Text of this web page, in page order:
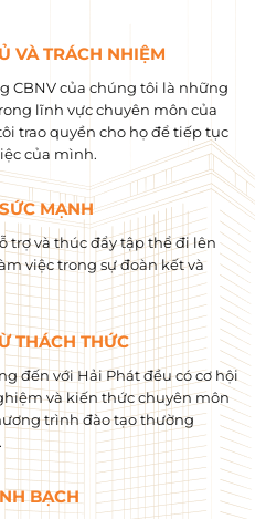
VÀ TRÁCH NHIỆM
CBNV của chúng tôi là những
lĩnh vực chuyên môn của
trao quyền cho họ để tiếp tục
của mình.
MẠNH
trợ và thúc đẩy tập thể đi lên
việc trong sự đoàn kết và
THÁCH THỨC
đến với Hải Phát đều có cơ hội
và kiến ​​thức chuyên môn
trình đào tạo thường
BẠCH